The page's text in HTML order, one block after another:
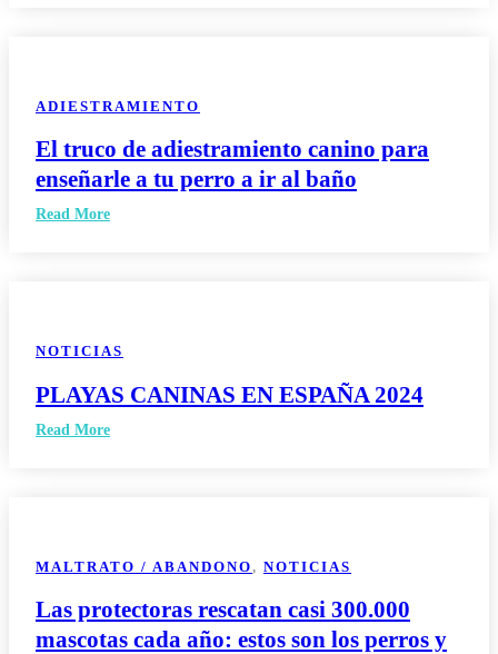
ADIESTRAMIENTO
El truco de adiestramiento canino para
enseñarle a tu perro a ir al baño
Read More
NOTICIAS
PLAYAS CANINAS EN ESPAÑA 2024
Read More
MALTRATO / ABANDONO, NOTICIAS
Las protectoras rescatan casi 300.000
mascotas cada año: estos son los perros y